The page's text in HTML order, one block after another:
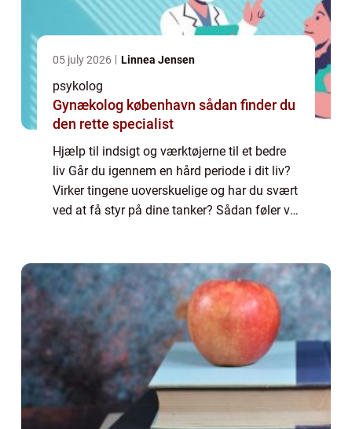
05 july 2026 Linnea Jensen
psykolog
Gynækolog københavn sådan finder du
den rette specialist
Hjælp til indsigt og værktøjerne til et bedre
liv Går du igennem en hård periode i dit liv?
Virker tingene uoverskuelige og har du svært
ved at få styr på dine tanker? Sådan føler vi